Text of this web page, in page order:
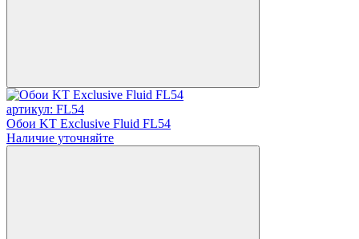
артикул: FL54
Обои KT Exclusive Fluid FL54
Наличие уточняйте